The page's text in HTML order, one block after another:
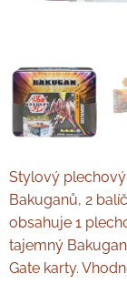
Stylový
Bakuganů, 2
obsahuje 1
tajemný
Gate karty.